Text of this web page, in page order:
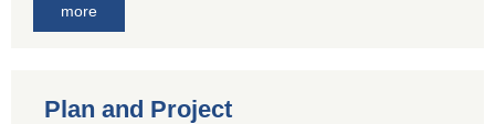
more
Plan and Project